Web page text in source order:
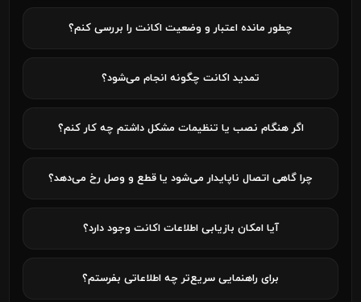
چطور مانده اعتبار و وضعیت اکانت را بررسی کنم؟
تمدید اکانت چگونه انجام می‌شود؟
اگر هنگام نصب یا تنظیمات مشکل داشتم چه کار کنم؟
چرا گاهی اتصال ناپایدار می‌شود یا قطع و وصل رخ می‌دهد؟
آیا امکان بازیابی اطلاعات اکانت وجود دارد؟
برای راهنمایی سریع‌تر چه اطلاعاتی بفرستم؟